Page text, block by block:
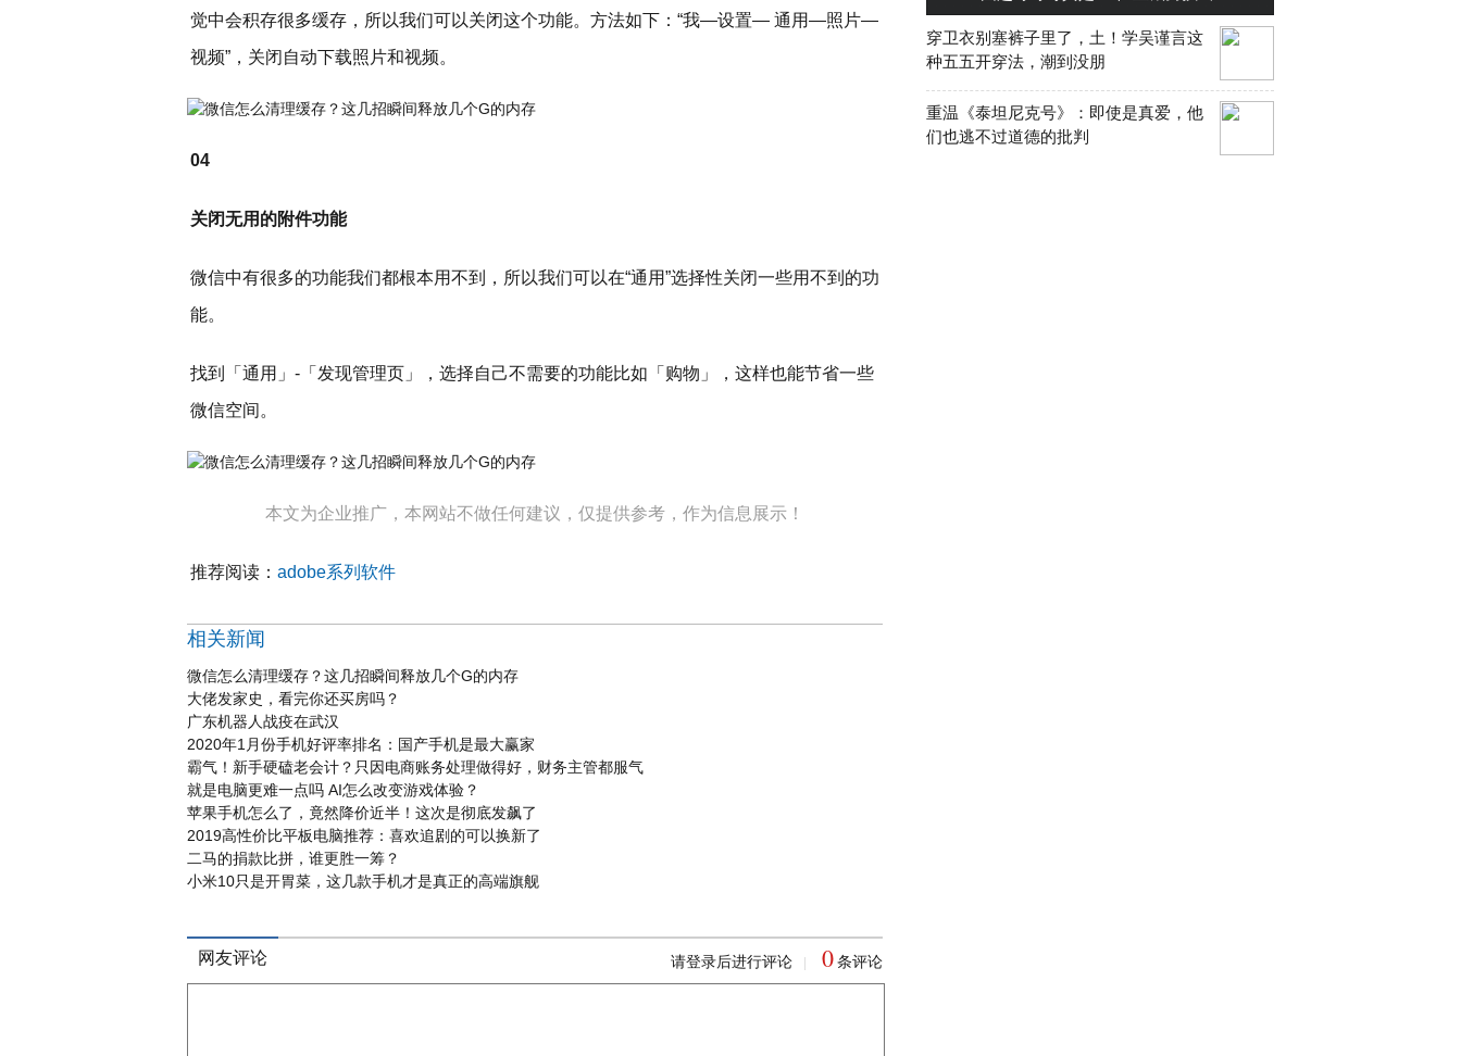
觉中会积存很多缓存，所以我们可以关闭这个功能。方法如下：“我—设置— 通用—照片—
视频”，关闭自动下载照片和视频。
04
关闭无用的附件功能
微信中有很多的功能我们都根本用不到，所以我们可以在“通用”选择性关闭一些用不到的功
能。
找到「通用」-「发现管理页」，选择自己不需要的功能比如「购物」，这样也能节省一些
微信空间。
本文为企业推广，本网站不做任何建议，仅提供参考，作为信息展示！
推荐阅读： adobe系列软件
相关新闻
微信怎么清理缓存？这几招瞬间释放几个G的内存
大佬发家史，看完你还买房吗？
广东机器人战疫在武汉
2020年1月份手机好评率排名：国产手机是最大赢家
霸气！新手硬磕老会计？只因电商账务处理做得好，财务主管都服气
就是电脑更难一点吗 AI怎么改变游戏体验？
苹果手机怎么了，竟然降价近半！这次是彻底发飙了
2019高性价比平板电脑推荐：喜欢追剧的可以换新了
二马的捐款比拼，谁更胜一筹？
小米10只是开胃菜，这几款手机才是真正的高端旗舰
网友评论 请登录后进行评论 0条评论
穿卫衣别塞裤子里了，土！学吴谨言这
种五五开穿法，潮到没朋
重温《泰坦尼克号》：即使是真爱，他
们也逃不过道德的批判